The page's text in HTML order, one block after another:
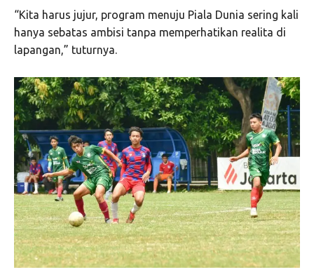
“Kita harus jujur, program menuju Piala Dunia sering kali
hanya sebatas ambisi tanpa memperhatikan realita di
lapangan,” tuturnya.